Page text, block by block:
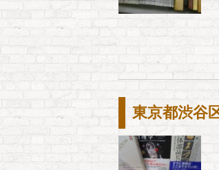
東京都渋谷